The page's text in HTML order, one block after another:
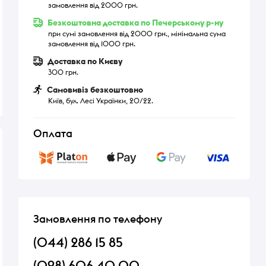
замовлення від 2000 грн.
Безкоштовна доставка по Печерському р-ну
при сумі замовлення від 2000 грн., мінімальна сума
замовлення від 1000 грн.
Доставка по Києву
300 грн.
Самовивіз безкоштовно
Київ, бул. Лесі Українки, 20/22.
Оплата
Замовлення по телефону
(044) 286 15 85